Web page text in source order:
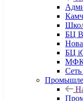
БЦ
БЦ
МФК